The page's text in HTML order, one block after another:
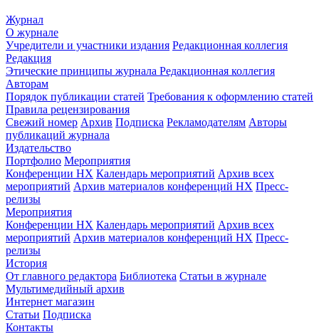
Журнал
О журнале
Учредители и участники издания Редакционная коллегия
Редакция
Этические принципы журнала Редакционная коллегия
Авторам
Порядок публикации статей Требования к оформлению статей
Правила рецензирования
Свежий номер Архив Подписка Рекламодателям Авторы
публикаций журнала
Издательство
Портфолио Мероприятия
Конференции НХ Календарь мероприятий Архив всех
мероприятий Архив материалов конференций НХ Пресс-
релизы
Мероприятия
Конференции НХ Календарь мероприятий Архив всех
мероприятий Архив материалов конференций НХ Пресс-
релизы
История
От главного редактора Библиотека Статьи в журнале
Мультимедийный архив
Интернет магазин
Статьи Подписка
Контакты